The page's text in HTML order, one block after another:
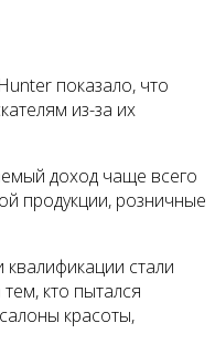
показало, что
из-за их
доход чаще всего
продукции, розничные
стали
кто пытался
красоты,